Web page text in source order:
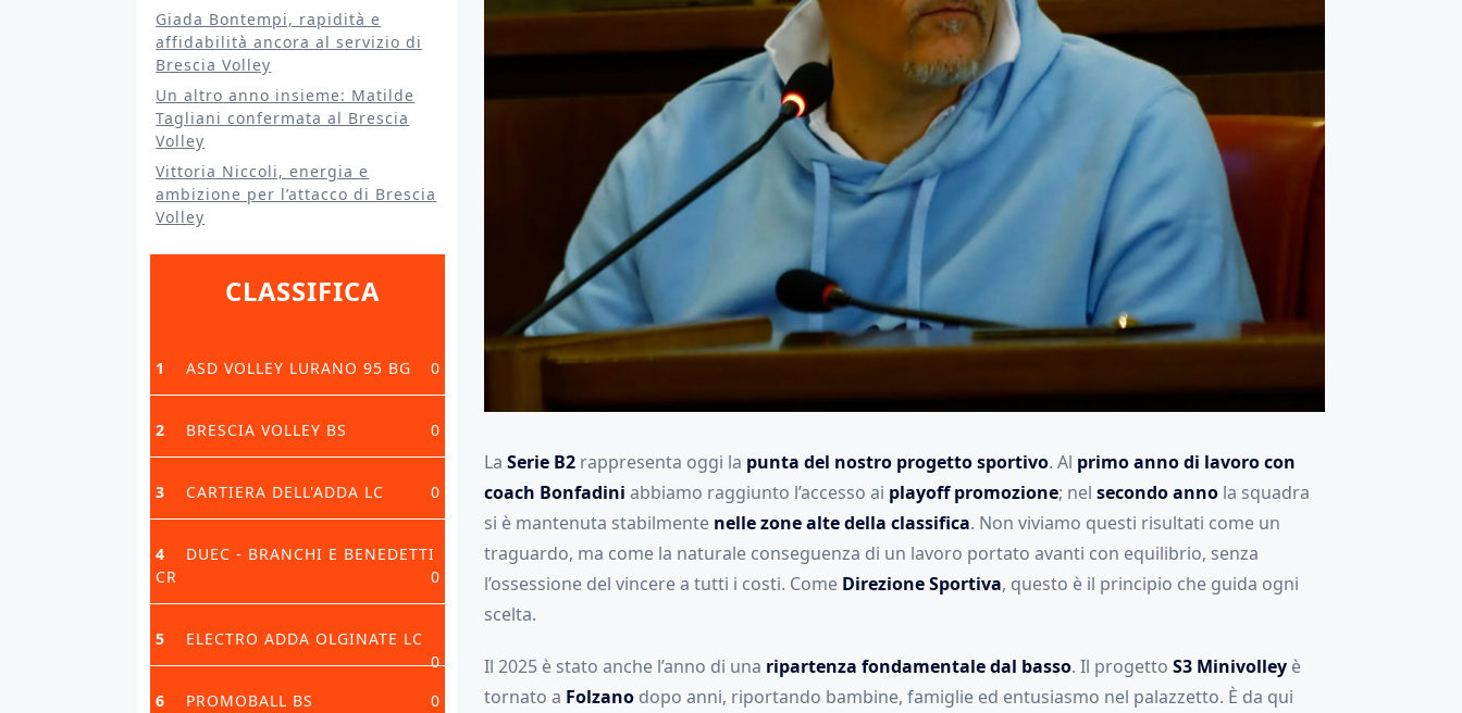
La Serie B2rappresenta oggi la punta del nostro progetto sportivo. Al primo anno di lavoro con
coach Bonfadini abbiamo raggiunto l’accesso ai playoff promozione; nel secondo annola squadra
si è mantenuta stabilmente nelle zone alte della classifica. Non viviamo questi risultati come un
traguardo, ma come la naturale conseguenza di un lavoro portato avanti con equilibrio, senza
l’ossessione del vincere a tutti i costi. Come Direzione Sportiva, questo è il principio che guida ogni
scelta.
Il 2025 è stato anche l’anno di una ripartenza fondamentale dal basso. Il progetto S3 Minivolleyè
tornato a Folzanodopo anni, riportando bambine, famiglie ed entusiasmo nel palazzetto. È da qui
Giada Bontempi, rapidità e
affidabilità ancora al servizio di
Brescia Volley
Un altro anno insieme: Matilde
Tagliani confermata al Brescia
Volley
Vittoria Niccoli, energia e
ambizione per l’attacco di Brescia
Volley
CLASSIFICA
1 ASD VOLLEY LURANO 95 BG 0
2 BRESCIA VOLLEY BS 0
3 CARTIERA DELL'ADDA LC 0
4
DUEC - BRANCHI E BENEDETTI
CR
0
5
ELECTRO ADDA OLGINATE LC
0
6
PROMOBALL BS 0